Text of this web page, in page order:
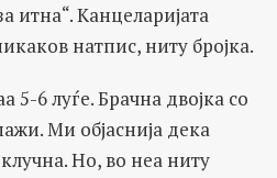
итна“. Канцеларијата
натпис, ниту бројка.
5-6 луѓе. Брачна двојка со
Ми објаснија дека
Но, во неа ниту